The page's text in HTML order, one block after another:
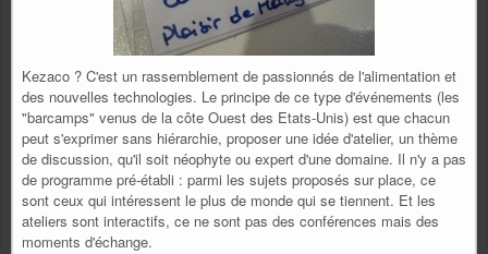
Kezaco ? C'est un rassemblement de passionnés de l'alimentation et
des nouvelles technologies. Le principe de ce type d'événements (les
"barcamps" venus de la côte Ouest des Etats-Unis) est que chacun
peut s'exprimer sans hiérarchie, proposer une idée d'atelier, un thème
de discussion, qu'il soit néophyte ou expert d'une domaine. Il n'y a pas
de programme pré-établi : parmi les sujets proposés sur place, ce
sont ceux qui intéressent le plus de monde qui se tiennent. Et les
ateliers sont interactifs, ce ne sont pas des conférences mais des
moments d'échange.